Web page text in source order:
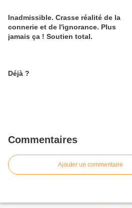
Inadmissible. Crasse réalité de la
connerie et de l'ignorance. Plus
jamais ça ! Soutien total.
Déjà ?
Commentaires
Ajouter un commentaire